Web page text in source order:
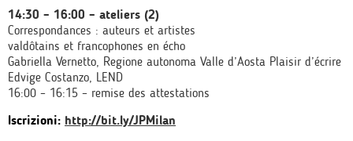
14:30 – 16:00 – ateliers (2)
Correspondances : auteurs et artistes
valdôtains et francophones en écho
Gabriella Vernetto, Regione autonoma Valle d’Aosta Plaisir d’écrire
Edvige Costanzo, LEND
16:00 – 16:15 – remise des attestations
Iscrizioni: http://bit.ly/JPMilan